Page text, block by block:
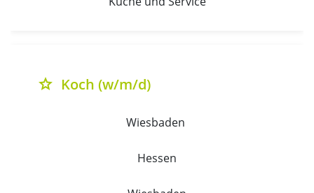
grade Koch (w/m/d)
Wiesbaden
Hessen